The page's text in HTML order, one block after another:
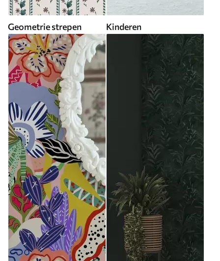
Geometrie strepen Kinderen